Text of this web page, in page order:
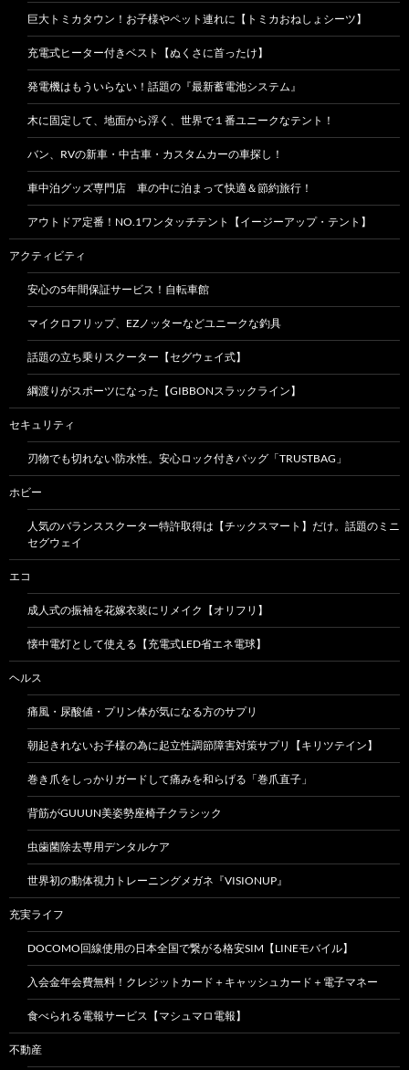
巨大トミカタウン！お子様やペット連れに【トミカおねしょシーツ】
充電式ヒーター付きベスト【ぬくさに首ったけ】
発電機はもういらない！話題の『最新蓄電池システム』
木に固定して、地面から浮く、世界で１番ユニークなテント！
バン、RVの新車・中古車・カスタムカーの車探し！
車中泊グッズ専門店 車の中に泊まって快適＆節約旅行！
アウトドア定番！NO.1ワンタッチテント【イージーアップ・テント】
アクティビティ
安心の5年間保証サービス！自転車館
マイクロフリップ、EZノッターなどユニークな釣具
話題の立ち乗りスクーター【セグウェイ式】
綱渡りがスポーツになった【GIBBONスラックライン】
セキュリティ
刃物でも切れない防水性。安心ロック付きバッグ「TRUSTBAG」
ホビー
人気のバランススクーター特許取得は【チックスマート】だけ。話題のミニ
セグウェイ
エコ
成人式の振袖を花嫁衣装にリメイク【オリフリ】
懐中電灯として使える【充電式LED省エネ電球】
ヘルス
痛風・尿酸値・プリン体が気になる方のサプリ
朝起きれないお子様の為に起立性調節障害対策サプリ【キリツテイン】
巻き爪をしっかりガードして痛みを和らげる「巻爪直子」
背筋がGUUUN美姿勢座椅子クラシック
虫歯菌除去専用デンタルケア
世界初の動体視力トレーニングメガネ『VISIONUP』
充実ライフ
DOCOMO回線使用の日本全国で繋がる格安SIM【LINEモバイル】
入会金年会費無料！クレジットカード＋キャッシュカード＋電子マネー
食べられる電報サービス【マシュマロ電報】
不動産